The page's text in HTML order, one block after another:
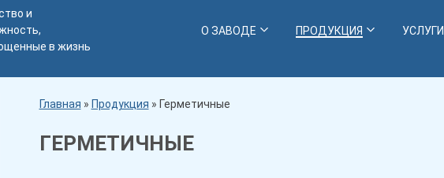
и
в жизнь
О ЗАВОДЕ ПРОДУКЦИЯ УСЛУГИ
Главная » Продукция » Герметичные
ГЕРМЕТИЧНЫЕ